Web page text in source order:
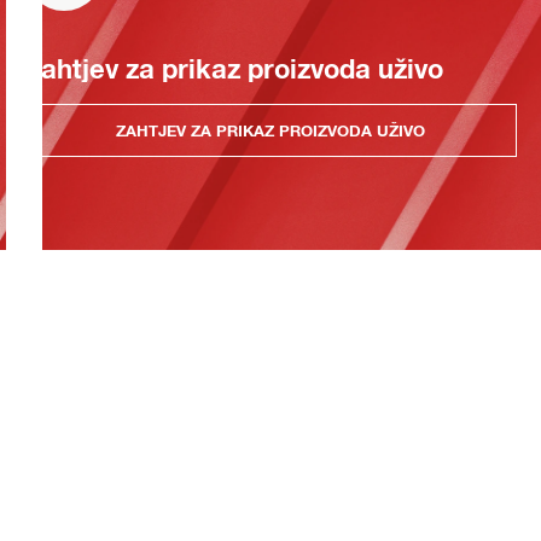
Zahtjev za prikaz proizvoda uživo
ZAHTJEV ZA PRIKAZ PROIZVODA UŽIVO